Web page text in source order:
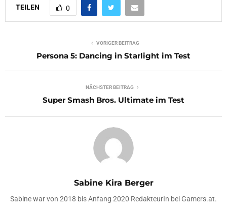
TEILEN 0
VORIGER BEITRAG
Persona 5: Dancing in Starlight im Test
NÄCHSTER BEITRAG
Super Smash Bros. Ultimate im Test
Sabine Kira Berger
Sabine war von 2018 bis Anfang 2020 RedakteurIn bei Gamers.at.